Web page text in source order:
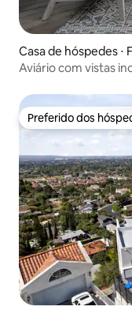
Casa de hóspedes ⋅
Aviário com vistas
Preferido dos
Preferido dos